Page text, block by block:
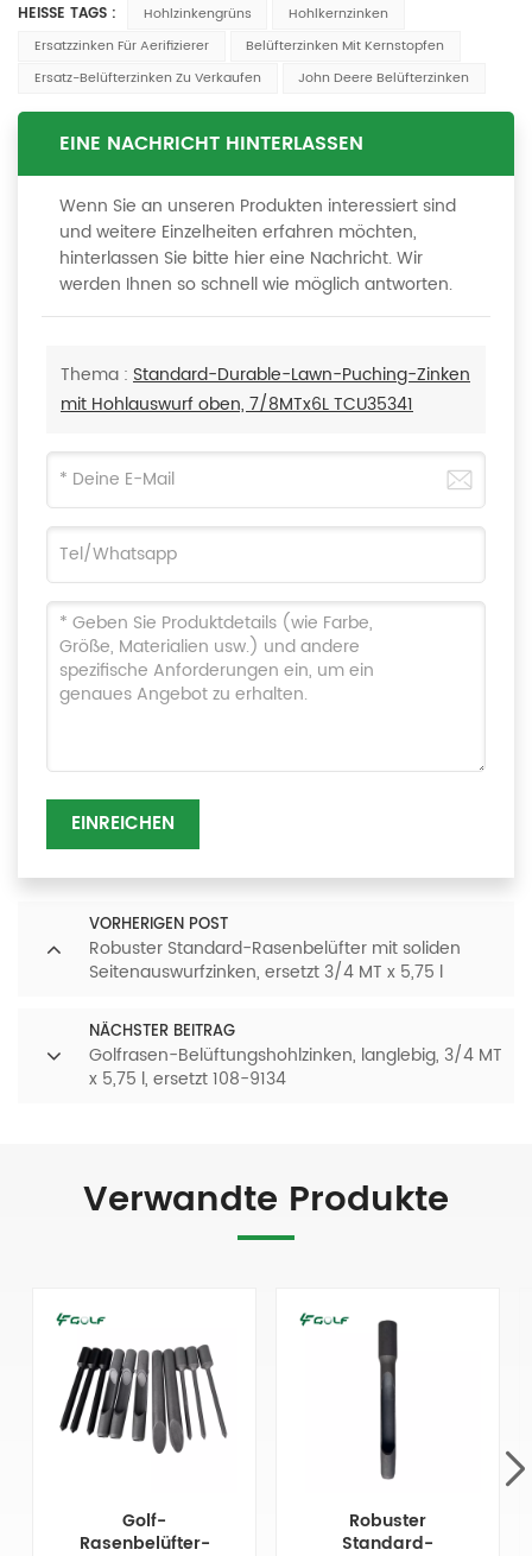
HEISSE TAGS : Hohlzinkengrüns
Hohlkernzinken
Ersatzzinken Für Aerifizierer
Belüfterzinken Mit Kernstopfen
Ersatz-Belüfterzinken Zu Verkaufen
John Deere Belüfterzinken
EINE NACHRICHT HINTERLASSEN
Wenn Sie an unseren Produkten interessiert sind
und weitere Einzelheiten erfahren möchten,
hinterlassen Sie bitte hier eine Nachricht. Wir
werden Ihnen so schnell wie möglich antworten.
Thema : Standard-Durable-Lawn-Puching-Zinken
mit Hohlauswurf oben, 7/8MTx6L TCU35341
EINREICHEN
VORHERIGEN POST
Robuster Standard-Rasenbelüfter mit soliden
Seitenauswurfzinken, ersetzt 3/4 MT x 5,75 l
NÄCHSTER BEITRAG
Golfrasen-Belüftungshohlzinken, langlebig, 3/4 MT
x 5,75 l, ersetzt 108-9134
Verwandte Produkte
Golf-
Rasenbelüfter-
Robuster
Standard-